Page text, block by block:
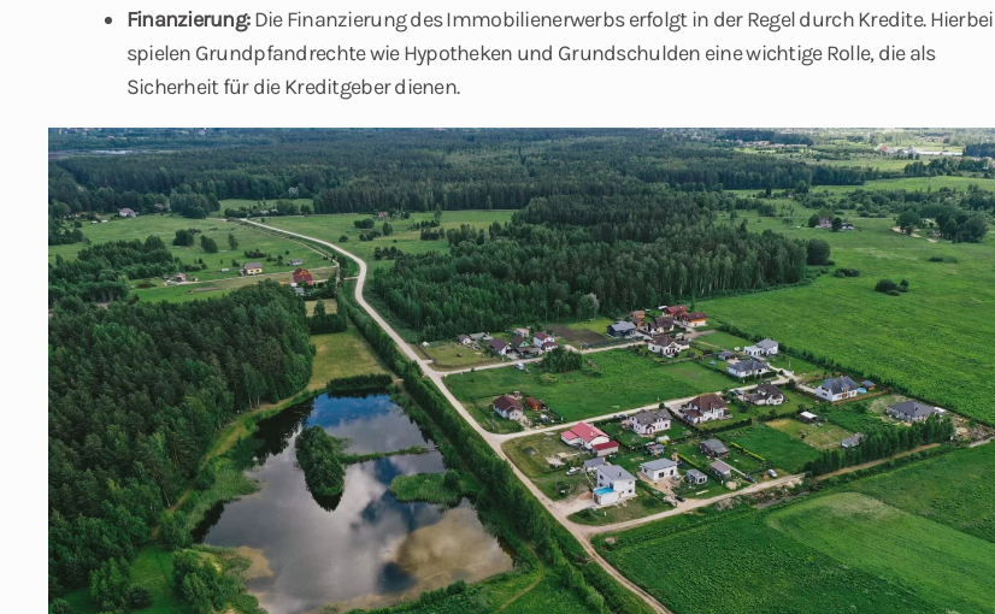
Finanzierung:Die Finanzierung des Immobilienerwerbs erfolgt in der Regel durch Kredite. Hierbei
spielen Grundpfandrechte wie Hypotheken und Grundschulden eine wichtige Rolle, die als
Sicherheit für die Kreditgeber dienen.